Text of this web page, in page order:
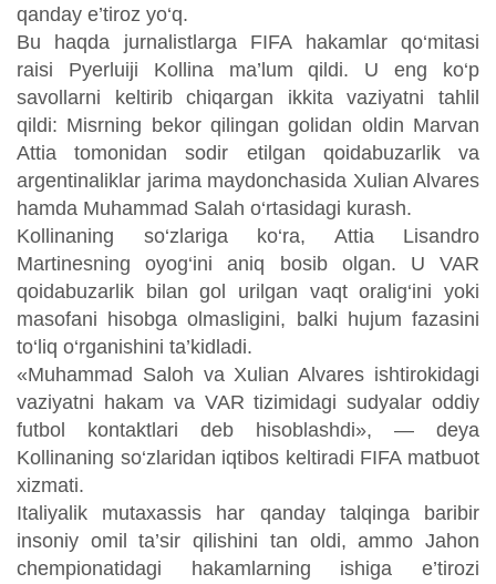
qanday e’tiroz yo‘q.
Bu haqda jurnalistlarga FIFA hakamlar qo‘mitasi
raisi Pyerluiji Kollina ma’lum qildi. U eng ko‘p
savollarni keltirib chiqargan ikkita vaziyatni tahlil
qildi: Misrning bekor qilingan golidan oldin Marvan
Attia tomonidan sodir etilgan qoidabuzarlik va
argentinaliklar jarima maydonchasida Xulian Alvares
hamda Muhammad Salah o‘rtasidagi kurash.
Kollinaning so‘zlariga ko‘ra, Attia Lisandro
Martinesning oyog‘ini aniq bosib olgan. U VAR
qoidabuzarlik bilan gol urilgan vaqt oralig‘ini yoki
masofani hisobga olmasligini, balki hujum fazasini
to‘liq o‘rganishini ta’kidladi.
«Muhammad Saloh va Xulian Alvares ishtirokidagi
vaziyatni hakam va VAR tizimidagi sudyalar oddiy
futbol kontaktlari deb hisoblashdi», — deya
Kollinaning so‘zlaridan iqtibos keltiradi FIFA matbuot
xizmati.
Italiyalik mutaxassis har qanday talqinga baribir
insoniy omil ta’sir qilishini tan oldi, ammo Jahon
chempionatidagi hakamlarning ishiga e’tirozi